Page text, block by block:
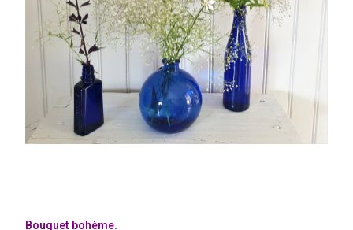
Bouquet bohème.